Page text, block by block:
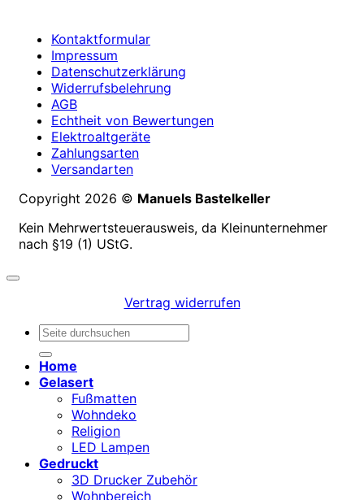
Kontaktformular
Impressum
Datenschutzerklärung
Widerrufsbelehrung
AGB
Echtheit von Bewertungen
Elektroaltgeräte
Zahlungsarten
Versandarten
Copyright 2026 © Manuels Bastelkeller
Kein Mehrwertsteuerausweis, da Kleinunternehmer
nach §19 (1) UStG.
Vertrag widerrufen
Suchen
Home
Gelasert
Fußmatten
Wohndeko
Religion
LED Lampen
Gedruckt
3D Drucker Zubehör
Wohnbereich